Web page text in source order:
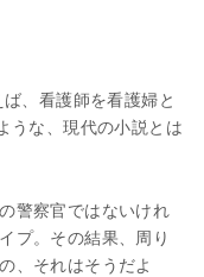
、看護師を看護婦と
うな、現代の小説とは
警察官ではないけれ
プ。その結果、周り
、それはそうだよ